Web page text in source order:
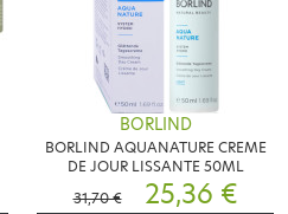
BORLIND
BORLIND AQUANATURE CREME
DE JOUR LISSANTE 50ML
31,70 €
25,36 €